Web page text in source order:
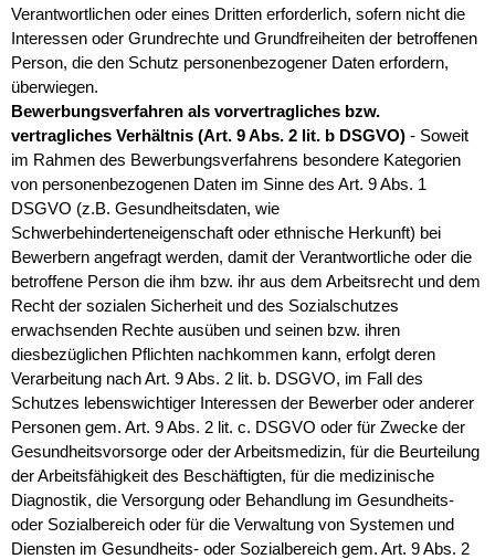
Verantwortlichen oder eines Dritten erforderlich, sofern nicht die
Interessen oder Grundrechte und Grundfreiheiten der betroffenen
Person, die den Schutz personenbezogener Daten erfordern,
überwiegen.
Bewerbungsverfahren als vorvertragliches bzw.
vertragliches Verhältnis (Art. 9 Abs. 2 lit. b DSGVO) - Soweit
im Rahmen des Bewerbungsverfahrens besondere Kategorien
von personenbezogenen Daten im Sinne des Art. 9 Abs. 1
DSGVO (z.B. Gesundheitsdaten, wie
Schwerbehinderteneigenschaft oder ethnische Herkunft) bei
Bewerbern angefragt werden, damit der Verantwortliche oder die
betroffene Person die ihm bzw. ihr aus dem Arbeitsrecht und dem
Recht der sozialen Sicherheit und des Sozialschutzes
erwachsenden Rechte ausüben und seinen bzw. ihren
diesbezüglichen Pflichten nachkommen kann, erfolgt deren
Verarbeitung nach Art. 9 Abs. 2 lit. b. DSGVO, im Fall des
Schutzes lebenswichtiger Interessen der Bewerber oder anderer
Personen gem. Art. 9 Abs. 2 lit. c. DSGVO oder für Zwecke der
Gesundheitsvorsorge oder der Arbeitsmedizin, für die Beurteilung
der Arbeitsfähigkeit des Beschäftigten, für die medizinische
Diagnostik, die Versorgung oder Behandlung im Gesundheits-
oder Sozialbereich oder für die Verwaltung von Systemen und
Diensten im Gesundheits- oder Sozialbereich gem. Art. 9 Abs. 2